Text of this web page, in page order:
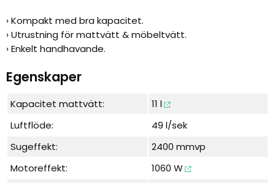
› Kompakt med bra kapacitet.
› Utrustning för mattvätt & möbeltvätt.
› Enkelt handhavande.
Egenskaper
Kapacitet mattvätt:
11 l
Luftflöde:
49 l/sek
Sugeffekt:
2400 mmvp
Motoreffekt:
1060 W